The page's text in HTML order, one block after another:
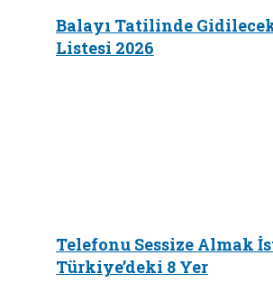
Balayı Tatilinde
Listesi 2026
Telefonu Sessize Almak
Türkiye’deki 8 Yer